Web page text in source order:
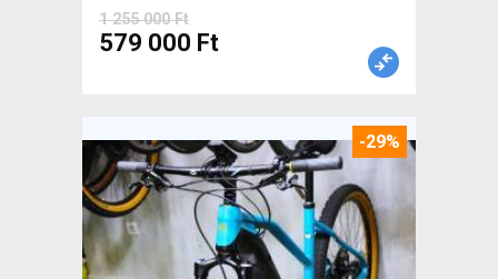
1 255 000 Ft
579 000 Ft
-29%